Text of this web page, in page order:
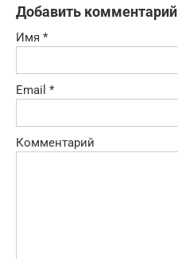
Добавить комментарий
Имя *
Email *
Комментарий